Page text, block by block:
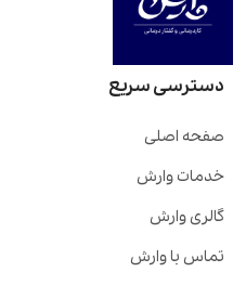
دسترسی سریع
صفحه اصلی
خدمات وارش
گالری وارش
تماس با وارش